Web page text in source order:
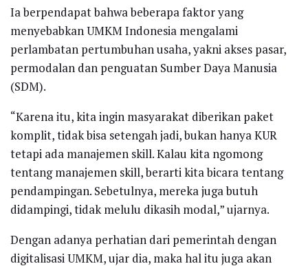
Ia berpendapat bahwa beberapa faktor yang
menyebabkan UMKM Indonesia mengalami
perlambatan pertumbuhan usaha, yakni akses pasar,
permodalan dan penguatan Sumber Daya Manusia
(SDM).
“Karena itu, kita ingin masyarakat diberikan paket
komplit, tidak bisa setengah jadi, bukan hanya KUR
tetapi ada manajemen skill. Kalau kita ngomong
tentang manajemen skill, berarti kita bicara tentang
pendampingan. Sebetulnya, mereka juga butuh
didampingi, tidak melulu dikasih modal,” ujarnya.
Dengan adanya perhatian dari pemerintah dengan
digitalisasi UMKM, ujar dia, maka hal itu juga akan